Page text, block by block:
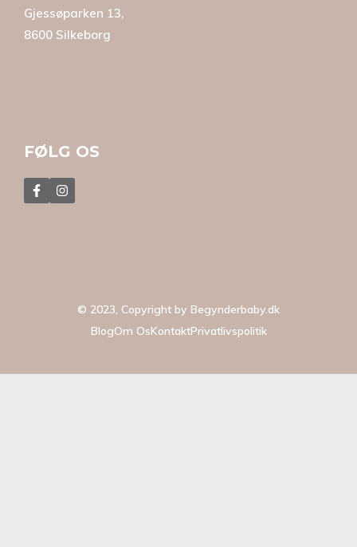
Gjessøparken 13,
8600 Silkeborg
FØLG OS
© 2023, Copyright by Begynderbaby.dk
BlogOm OsKontaktPrivatlivspolitik